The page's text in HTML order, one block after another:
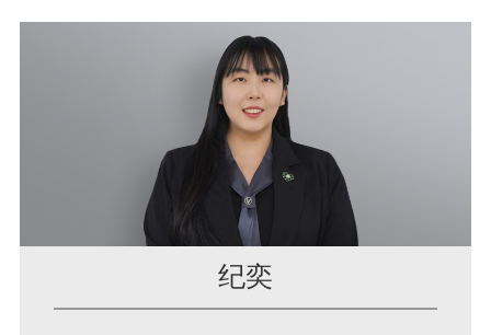
纪奕